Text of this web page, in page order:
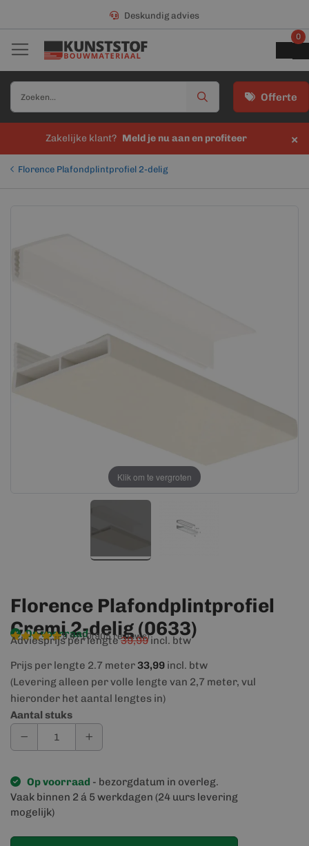
Deskundig advies
Offerte
0
Zakelijke klant? Meld je nu aan en profiteer ×
Florence Plafondplintprofiel 2-delig
einde
begin
Klik om te vergroten
Florence Plafondplintprofiel
Cremi 2-delig (0633)
Op voorraad
9,4/10(905 reviews)
Adviesprijs per lengte39,99incl. btw
Prijs per lengte 2.7 meter33,99 incl. btw
(Levering alleen per volle lengte van 2,7 meter, vul
hieronder het aantal lengtes in)
Aantal stuks
Op voorraad - bezorgdatum in overleg.
Vaak binnen 2 á 5 werkdagen (24 uurs levering
mogelijk)